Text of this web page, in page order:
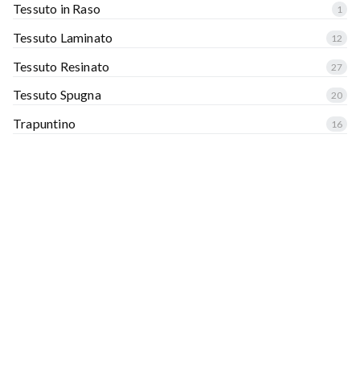
Tessuto in Raso 1
Tessuto Laminato 12
Tessuto Resinato 27
Tessuto Spugna 20
Trapuntino 16